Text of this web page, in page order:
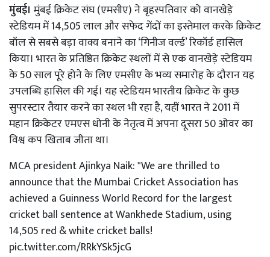
मुंबई। मुंबई क्रिकेट संघ (एमसीए) ने बृहस्पतिवार को वानखेड़े
स्टेडियम में 14,505 लाल और सफेद गेंदों का इस्तेमाल करके क्रिकेट
बॉल से सबसे बड़ा वाक्य बनाने का ‘गिनीज वर्ल्ड’ रिकॉर्ड हासिल
किया। भारत के प्रतिष्ठित क्रिकेट स्थलों में से एक वानखेड़े स्टेडियम
के 50 साल पूरे होने के लिए एमसीए के भव्य समारोह के दौरान यह
उपलब्धि हासिल की गई। यह स्टेडियम भारतीय क्रिकेट के कुछ
सुपरस्टार तैयार करने का स्थल भी रहा है, यहीं भारत ने 2011 में
महान क्रिकेटर एमएस धोनी के नेतृत्व में अपना दूसरा 50 ओवर का
विश्व कप खिताब जीता था।
MCA president Ajinkya Naik: "We are thrilled to
announce that the Mumbai Cricket Association has
achieved a Guinness World Record for the largest
cricket ball sentence at Wankhede Stadium, using
14,505 red & white cricket balls!
pic.twitter.com/RRkYSk5jcG